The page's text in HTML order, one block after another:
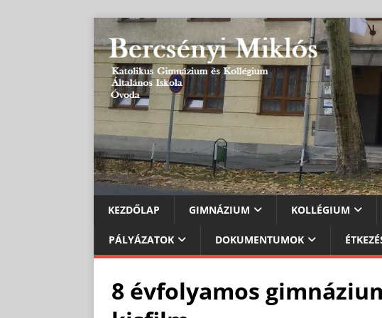
KEZDŐLAP GIMNÁZIUM KOLLÉGIUM
PÁLYÁZATOK DOKUMENTUMOK
8 évfolyamos